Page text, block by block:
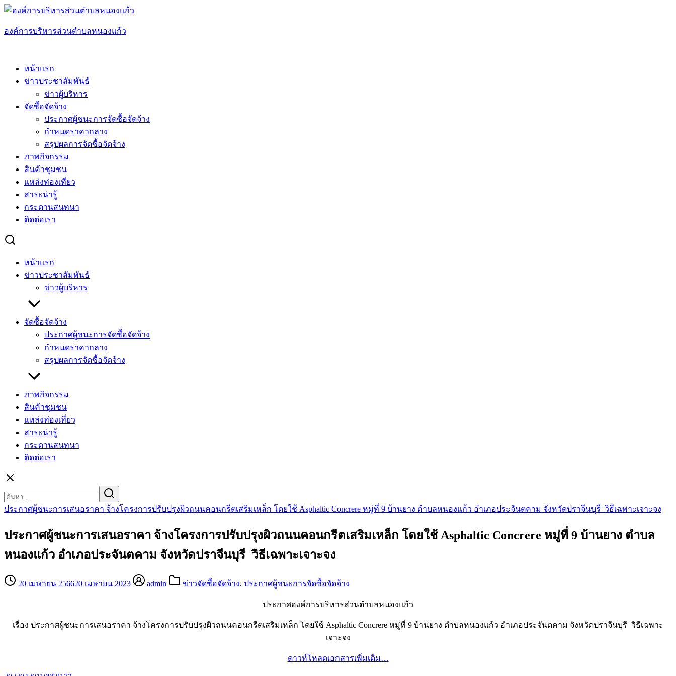
Skip
content
องค์การบริหารส่วนตำบลหนองแก้ว
หน้าแรก
ข่าวประชาสัมพันธ์
ข่าวผู้บริหาร
จัดซื้อจัดจ้าง
ประกาศผู้ชนะการจัดซื้อจัดจ้าง
กำหนดราคากลาง
สรุปผลการจัดซื้อจัดจ้าง
ภาพกิจกรรม
สินค้าชุมชน
แหล่งท่องเที่ยว
สาระน่ารู้
กระดานสนทนา
ติดต่อเรา
หน้าแรก
ข่าวประชาสัมพันธ์
ข่าวผู้บริหาร
จัดซื้อจัดจ้าง
ประกาศผู้ชนะการจัดซื้อจัดจ้าง
กำหนดราคากลาง
สรุปผลการจัดซื้อจัดจ้าง
ภาพกิจกรรม
สินค้าชุมชน
แหล่งท่องเที่ยว
สาระน่ารู้
กระดานสนทนา
ติดต่อเรา
for:
ประกาศผู้ชนะการเสนอราคา จ้างโครงการปรับปรุงผิวถนนคอนกรีตเสริมเหล็ก โดยใช้ Asphaltic Concrere หมู่ที่ 9 บ้านยาง ตำบลหนองแก้ว อำเภอประจันตคาม จังหวัดปราจีนบุรี วิธีเฉพาะเจาะจง
ประกาศผู้ชนะการเสนอราคา จ้างโครงการปรับปรุงผิวถนนคอนกรีตเสริมเหล็ก โดยใช้ Asphaltic Concrere หมู่ที่ 9 บ้านยาง ตำบล
หนองแก้ว อำเภอประจันตคาม จังหวัดปราจีนบุรี วิธีเฉพาะเจาะจง
20 เมษายน 256620 เมษายน 2023 admin ข่าวจัดซื้อจัดจ้าง, ประกาศผู้ชนะการจัดซื้อจัดจ้าง
ประกาศองค์การบริหารส่วนตำบลหนองแก้ว
เรื่อง ประกาศผู้ชนะการเสนอราคา จ้างโครงการปรับปรุงผิวถนนคอนกรีตเสริมเหล็ก โดยใช้ Asphaltic Concrere หมู่ที่ 9 บ้านยาง ตำบลหนองแก้ว อำเภอประจันตคาม จังหวัดปราจีนบุรี วิธีเฉพาะ
เจาะจง
ดาวห์โหลดเอกสารเพิ่มเติม…